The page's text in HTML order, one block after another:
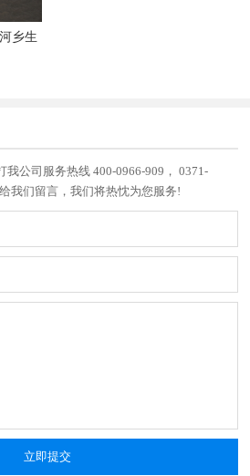
乡生
公司服务热线 400-0966-909， 0371-
我们留言，我们将热忱为您服务!